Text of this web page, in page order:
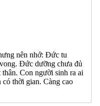
nên nhớ: Đức tu
Đức dưỡng chưa đủ
thân. Con người sinh ra ai
có thời gian. Càng cao